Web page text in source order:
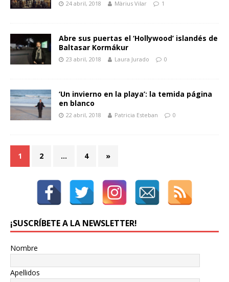
24 abril, 2018 Màrius Vilar 1
Abre sus puertas el ‘Hollywood’ islandés de
Baltasar Kormákur
23 abril, 2018 Laura Jurado 0
‘Un invierno en la playa’: la temida página
en blanco
22 abril, 2018 Patricia Esteban 0
1 2 … 4 »
¡SUSCRÍBETE A LA NEWSLETTER!
Nombre
Apellidos